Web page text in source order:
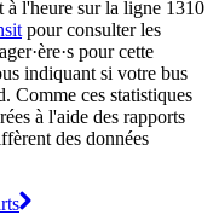
à l'heure sur la ligne 1310
pour consulter les
pour cette
indiquant si votre bus
Comme ces statistiques
à l'aide des rapports
des données